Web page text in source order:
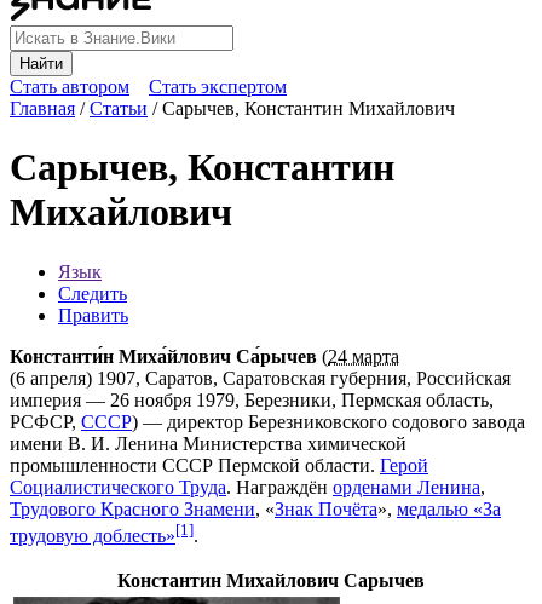
Найти
Стать автором
Стать экспертом
Главная /Статьи /Сарычев, Константин Михайлович
Сарычев, Константин
Михайлович
Язык
Следить
Править
Константи́н Миха́йлович Са́рычев (24 марта
(6 апреля) 1907, Саратов, Саратовская губерния, Российская
империя — 26 ноября 1979, Березники, Пермская область,
РСФСР, СССР) — директор Березниковского содового завода
имени В. И. Ленина Министерства химической
промышленности СССР Пермской области. Герой
Социалистического Труда. Награждён орденами Ленина,
Трудового Красного Знамени, «Знак Почёта», медалью «За
трудовую доблесть»[1].
Константин Михайлович Сарычев